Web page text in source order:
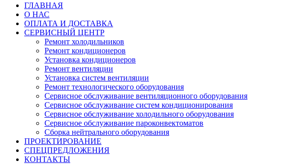
ГЛАВНАЯ
О НАС
ОПЛАТА И ДОСТАВКА
СЕРВИСНЫЙ ЦЕНТР
Ремонт холодильников
Ремонт кондиционеров
Установка кондиционеров
Ремонт вентиляции
Установка систем вентиляции
Ремонт технологического оборудования
Cервисное обслуживание вентиляционного оборудования
Cервисное обслуживание систем кондиционирования
Cервисное обслуживание холодильного оборудования
Сервисное обслуживание пароконвектоматов
Сборка нейтрального оборудования
ПРОЕКТИРОВАНИЕ
СПЕЦПРЕДЛОЖЕНИЯ
КОНТАКТЫ